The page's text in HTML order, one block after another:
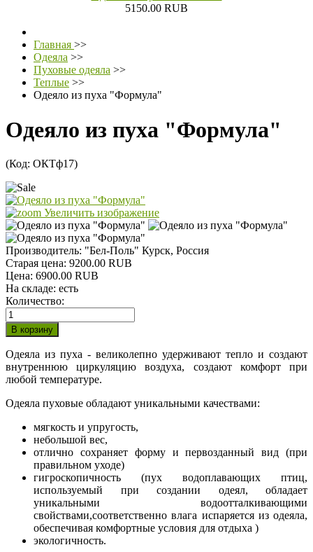
5150.00 RUB
Главная >>
Одеяла >>
Пуховые одеяла >>
Теплые >>
Одеяло из пуха "Формула"
Одеяло из пуха "Формула"
(Код: ОКТф17)
Увеличить изображение
Производитель: "Бел-Поль" Курск, Россия
Старая цена: 9200.00 RUB
Цена: 6900.00 RUB
На складе: есть
Количество:
Одеяла из пуха - великолепно удерживают тепло и создают
внутреннюю циркуляцию воздуха, создают комфорт при
любой температуре.
Одеяла пуховые обладают уникальными качествами:
мягкость и упругость,
небольшой вес,
отлично сохраняет форму и первозданный вид (при
правильном уходе)
гигроскопичность (пух водоплавающих птиц,
используемый при создании одеял, обладает
уникальными водоотталкивающими
свойствами,соответственно влага испаряется из одеяла,
обеспечивая комфортные условия для отдыха )
экологичность.